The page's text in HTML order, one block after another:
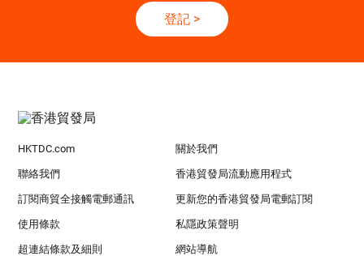
登記 >
HKTDC.com 關於我們
聯絡我們 香港貿發局流動應用程式
訂閱商貿全接觸電郵通訊 更新您的香港貿發局電郵訂閱
使用條款 私隱政策聲明
超連結條款及細則 網站導航